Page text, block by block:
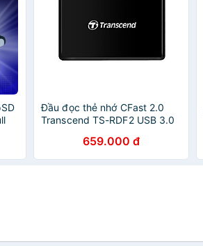
Đầu đọc thẻ nhớ CFast 2.0
Transcend TS-RDF2 USB 3.0
659.000 đ